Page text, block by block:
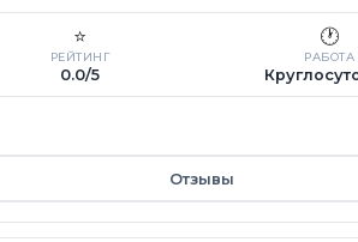
⭐
РЕЙТИНГ
0.0/5
🕐
РАБОТА
Отзывы